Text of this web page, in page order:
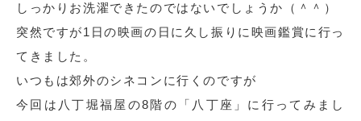
しっかりお洗濯できたのではないでしょうか（＾＾）
突然ですが1日の映画の日に久し振りに映画鑑賞に行っ
てきました。
いつもは郊外のシネコンに行くのですが
今回は八丁堀福屋の8階の「八丁座」に行ってみまし